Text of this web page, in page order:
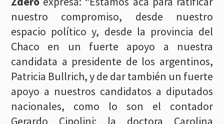
nuestro compromiso, desde nuestro
espacio político y, desde la provincia del
Chaco en un fuerte apoyo a nuestra
candidata a presidente de los argentinos,
Patricia Bullrich, y de dar también un fuerte
apoyo a nuestros candidatos a diputados
nacionales, como lo son el contador
Gerardo Cipolini; la doctora Carolina